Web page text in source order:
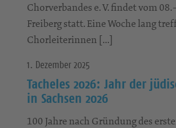
Chorverbandes e. V. findet vom
Freiberg statt. Eine Woche lang
Chorleiterinnen […]
1. Dezember 2025
Tacheles 2026: Jahr der
in Sachsen 2026
100 Jahre nach Gründung des